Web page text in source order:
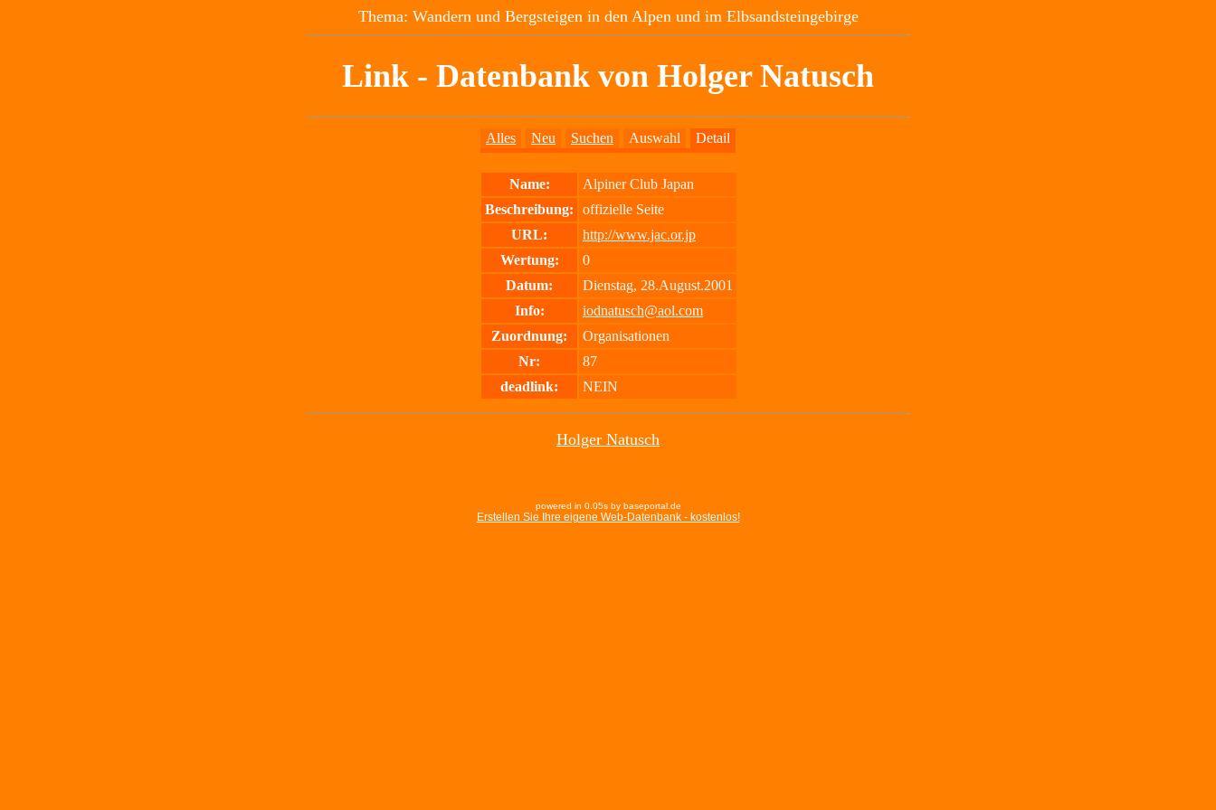
Thema: Wandern und Bergsteigen in den Alpen und im Elbsandsteingebirge
Link - Datenbank von Holger Natusch
Alles Neu Suchen Auswahl Detail
Name:
Alpiner Club Japan
Beschreibung:
offizielle Seite
URL:
http://www.jac.or.jp
Wertung:
0
Datum:
Dienstag, 28.August.2001
Info:
iodnatusch@aol.com
Zuordnung:
Organisationen
Nr:
87
deadlink:
NEIN
Holger Natusch
powered in 0.05s by baseportal.de
Erstellen Sie Ihre eigene Web-Datenbank - kostenlos!